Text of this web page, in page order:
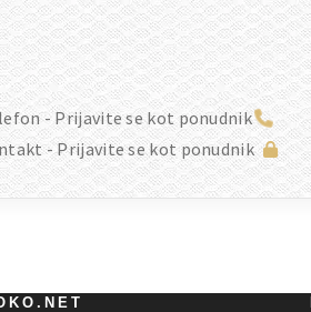
- Prijavite se kot ponudnik
- Prijavite se kot ponudnik